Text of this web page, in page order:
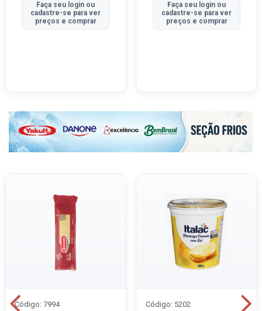
Faça seu login ou
cadastre-se para ver
preços e comprar
Faça seu login ou
cadastre-se para ver
preços e comprar
Código: 7994 Código: 5202